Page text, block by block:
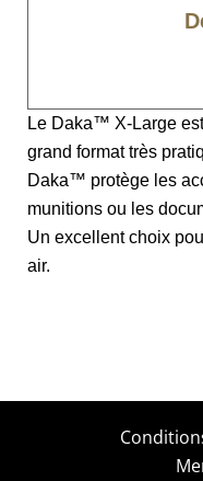
Le Daka™ X-Large
grand format très
Daka™ protège les
munitions ou les
Un excellent choix
air.